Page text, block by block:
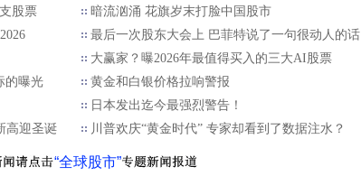
股票
暗流汹涌 花旗岁末打脸中国股市
最后一次股东大会上 巴菲特说了一句很动人的话
大赢家？曝2026年最值得买入的三大AI股票
的曝光
黄金和白银价格拉响警报
日本发出迄今最强烈警告！
高迎圣诞
川普欢庆“黄金时代” 专家却看到了数据注水？
“全球股市”